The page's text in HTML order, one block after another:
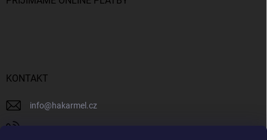
KONTAKT
info@hakarmel.cz